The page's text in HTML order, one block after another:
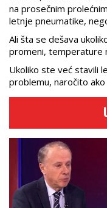
na prosečnim
letnje pneumatike,
Ali šta se dešava
promeni, temperature
Ukoliko ste već stavili
problemu, naročito